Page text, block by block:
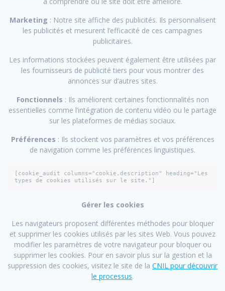
Marketing : Notre site affiche des publicités. Ils personnalisent
les publicités et mesurent l’efficacité de ces campagnes
publicitaires.
Les informations stockées peuvent également être utilisées par
les fournisseurs de publicité tiers pour vous montrer des
annonces sur d’autres sites.
Fonctionnels : Ils améliorent certaines fonctionnalités non
essentielles comme l’intégration de contenu vidéo ou le partage
sur les plateformes de médias sociaux.
Préférences : Ils stockent vos paramètres et vos préférences
de navigation comme les préférences linguistiques.
[cookie_audit columns="cookie,description" heading="Les
types de cookies utilisés sur le site."]
Gérer les cookies
Les navigateurs proposent différentes méthodes pour bloquer
et supprimer les cookies utilisés par les sites Web. Vous pouvez
modifier les paramètres de votre navigateur pour bloquer ou
supprimer les cookies. Pour en savoir plus sur la gestion et la
suppression des cookies, visitez le site de la CNIL pour découvrir
le processus.